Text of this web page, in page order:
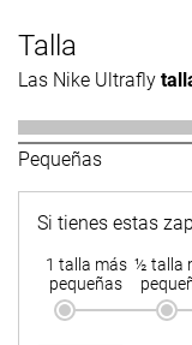
Talla
Las Nike Ultrafly
Pequeñas
Si tienes estas
1 talla más
pequeñas
½ talla